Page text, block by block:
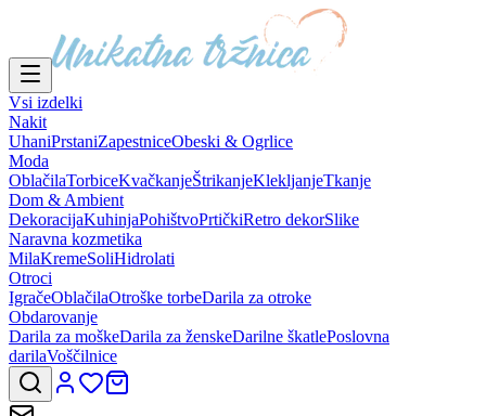
Vsi izdelki
Nakit
UhaniPrstaniZapestniceObeski & Ogrlice
Moda
OblačilaTorbiceKvačkanjeŠtrikanjeKlekljanjeTkanje
Dom & Ambient
DekoracijaKuhinjaPohištvoPrtičkiRetro dekorSlike
Naravna kozmetika
MilaKremeSoliHidrolati
Otroci
IgračeOblačilaOtroške torbeDarila za otroke
Obdarovanje
Darila za moškeDarila za ženskeDarilne škatlePoslovna
darilaVoščilnice